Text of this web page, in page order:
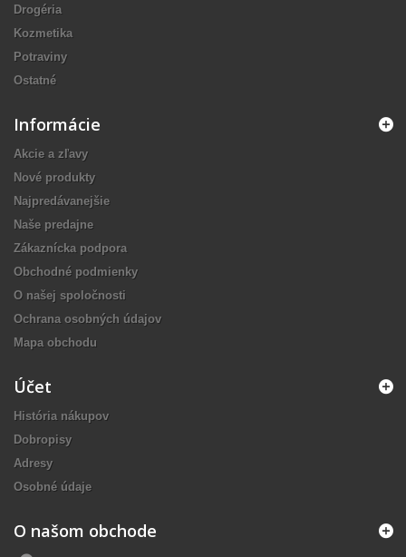
Drogéria
Kozmetika
Potraviny
Ostatné
Informácie
Akcie a zľavy
Nové produkty
Najpredávanejšie
Naše predajne
Zákaznícka podpora
Obchodné podmienky
O našej spoločnosti
Ochrana osobných údajov
Mapa obchodu
Účet
História nákupov
Dobropisy
Adresy
Osobné údaje
O našom obchode